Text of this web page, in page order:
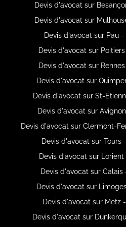
Devis d'avocat sur
Devis d'avocat sur
Devis d'avocat sur Pau
Devis d'avocat sur
Devis d'avocat sur
Devis d'avocat sur
Devis d'avocat sur St-
Devis d'avocat sur
Devis d'avocat sur Clermont-
Devis d'avocat sur Tours
Devis d'avocat sur
Devis d'avocat sur
Devis d'avocat sur
Devis d'avocat sur Metz
Devis d'avocat sur